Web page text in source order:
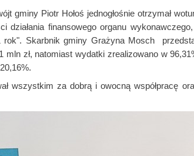
gminy Piotr Hołoś jednogłośnie otrzymał
działania finansowego organu
Skarbnik gminy Grażyna Mosch
zł, natomiast wydatki zrealizowano w
wszystkimza dobrą i owocną współpracę